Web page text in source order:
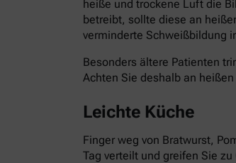
heiße und trockene Luft die
betreibt, sollte diese an
verminderte Schweißbildung
Besonders ältere Patienten
Achten Sie deshalb an
Leichte Küche
Finger weg von Bratwurst,
Tag verteilt und greifen Sie